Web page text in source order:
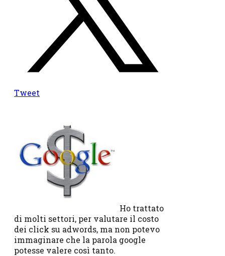
Tweet
Ho trattato
di molti settori, per valutare il costo
dei click su adwords, ma non potevo
immaginare che la parola google
potesse valere così tanto.